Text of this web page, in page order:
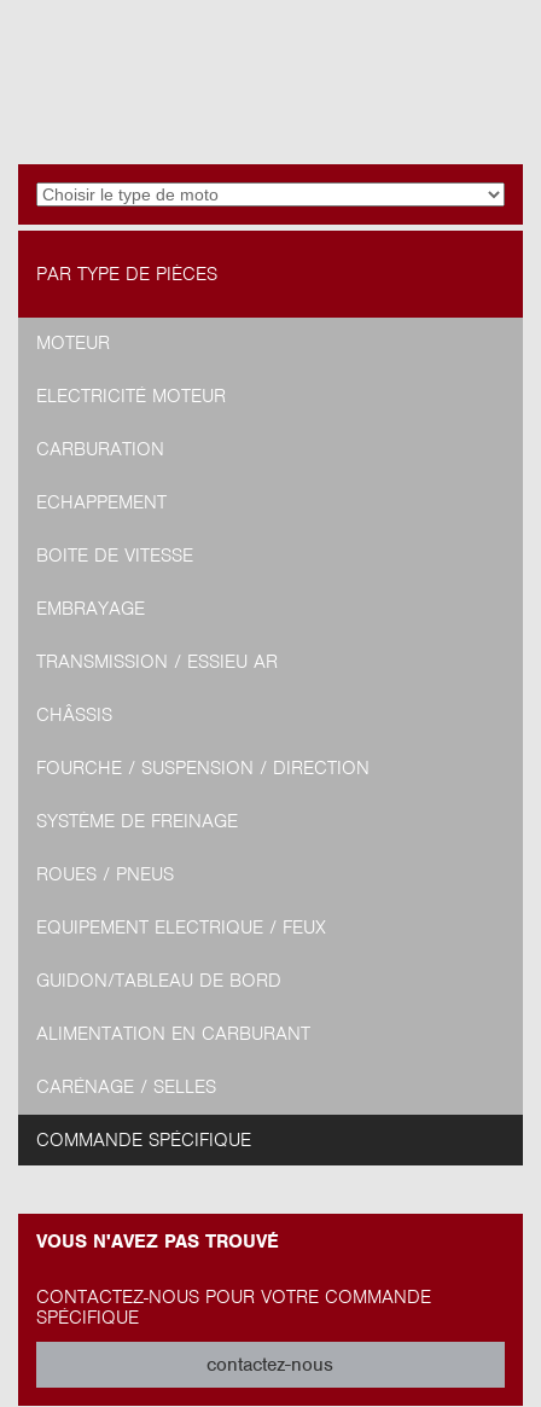
PAR TYPE DE PIÈCES
MOTEUR
ELECTRICITÉ MOTEUR
CARBURATION
ECHAPPEMENT
BOITE DE VITESSE
EMBRAYAGE
TRANSMISSION / ESSIEU AR
CHÂSSIS
FOURCHE / SUSPENSION / DIRECTION
SYSTÈME DE FREINAGE
ROUES / PNEUS
EQUIPEMENT ELECTRIQUE / FEUX
GUIDON/TABLEAU DE BORD
ALIMENTATION EN CARBURANT
CARÉNAGE / SELLES
COMMANDE SPÉCIFIQUE
VOUS N'AVEZ PAS TROUVÉ
CONTACTEZ-NOUS POUR VOTRE COMMANDE
SPÉCIFIQUE
contactez-nous